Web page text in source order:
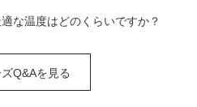
な温度はどのくらいですか？
Q&Aを見る